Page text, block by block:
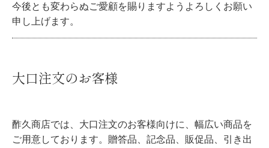
今後とも変わらぬご愛顧を賜りますようよろしくお願い
申し上げます。
大口注文のお客様
酢久商店では、大口注文のお客様向けに、幅広い商品を
ご用意しております。贈答品、記念品、販促品、引き出